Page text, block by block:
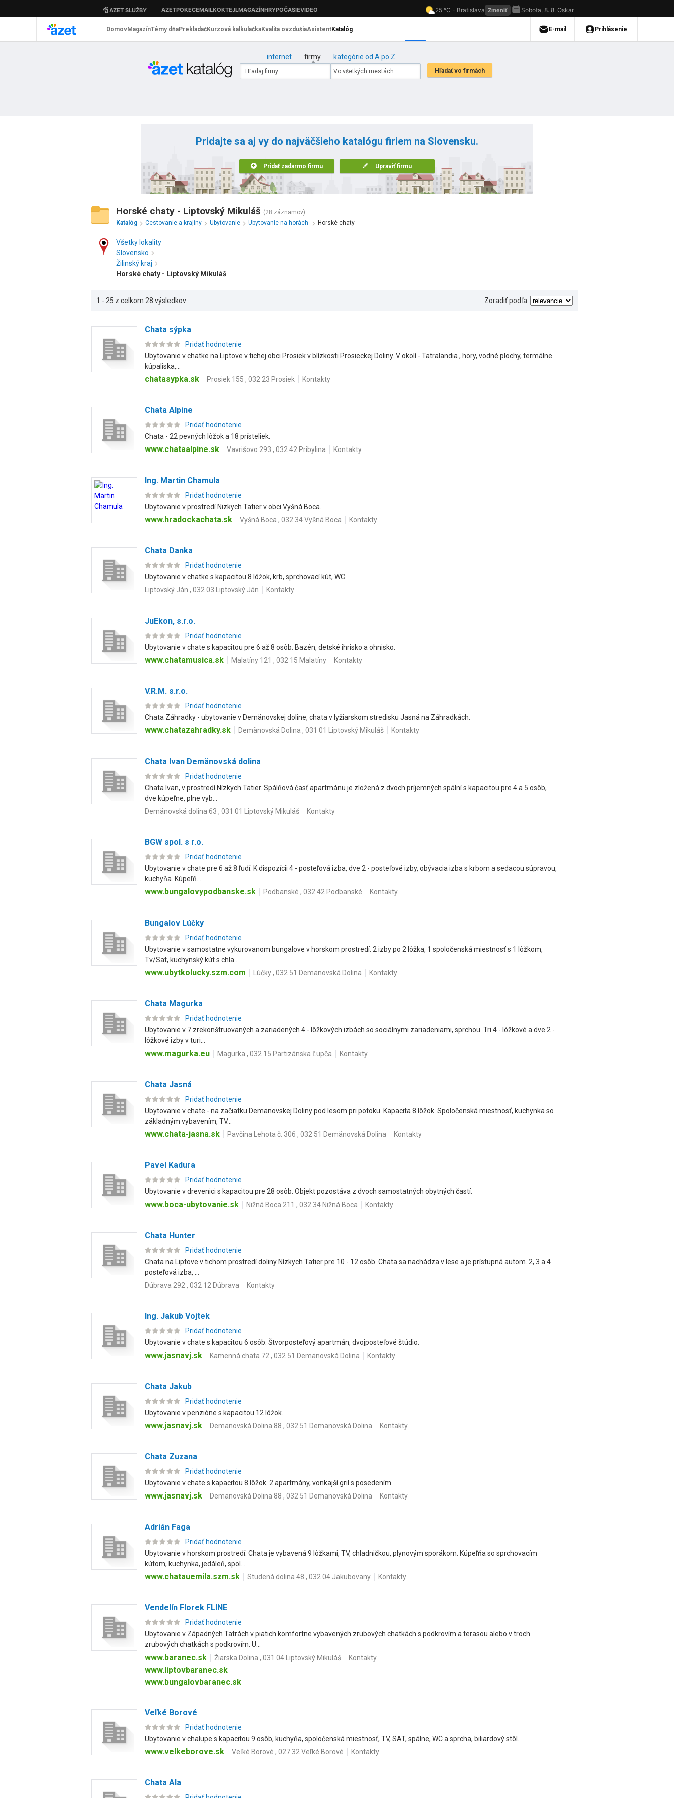
internet firmy kategórie od A po Z
Pridajte sa aj vy do najväčšieho katalógu firiem na Slovensku.
Pridať zadarmo firmu Upraviť firmu
Horské chaty - Liptovský Mikuláš (28 záznamov)
Katalóg
Cestovanie a krajiny Ubytovanie Ubytovanie na horách Horské chaty
Všetky lokality
Slovensko
Žilinský kraj
Horské chaty - Liptovský Mikuláš
1 - 25 z celkom 28 výsledkov Zoradiť podľa:
Chata sýpka
Pridať hodnotenie
Ubytovanie v chatke na Liptove v tichej obci Prosiek v blízkosti Prosieckej Doliny. V okolí - Tatralandia , hory, vodné plochy, termálne
kúpaliska,...
chatasypka.sk Prosiek 155 , 032 23 Prosiek Kontakty
Chata Alpine
Pridať hodnotenie
Chata - 22 pevných lôžok a 18 prísteliek.
www.chataalpine.sk Vavrišovo 293 , 032 42 Pribylina Kontakty
Ing. Martin Chamula
Pridať hodnotenie
Ubytovanie v prostredí Nizkych Tatier v obci Vyšná Boca.
www.hradockachata.sk Vyšná Boca , 032 34 Vyšná Boca Kontakty
Chata Danka
Pridať hodnotenie
Ubytovanie v chatke s kapacitou 8 lôžok, krb, sprchovací kút, WC.
Liptovský Ján , 032 03 Liptovský Ján
Kontakty
JuEkon, s.r.o.
Pridať hodnotenie
Ubytovanie v chate s kapacitou pre 6 až 8 osôb. Bazén, detské ihrisko a ohnisko.
www.chatamusica.sk Malatíny 121 , 032 15 Malatíny Kontakty
V.R.M. s.r.o.
Pridať hodnotenie
Chata Záhradky - ubytovanie v Demänovskej doline, chata v lyžiarskom stredisku Jasná na Záhradkách.
www.chatazahradky.sk Demänovská Dolina , 031 01 Liptovský Mikuláš Kontakty
Chata Ivan Demänovská dolina
Pridať hodnotenie
Chata Ivan, v prostredí Nízkych Tatier. Spálňová časť apartmánu je zložená z dvoch príjemných spální s kapacitou pre 4 a 5 osôb,
dve kúpeľne, plne vyb...
Demänovská dolina 63 , 031 01 Liptovský Mikuláš
Kontakty
BGW spol. s r.o.
Pridať hodnotenie
Ubytovanie v chate pre 6 až 8 ľudí. K dispozícii 4 - posteľová izba, dve 2 - posteľové izby, obývacia izba s krbom a sedacou súpravou,
kuchyňa. Kúpeľň...
www.bungalovypodbanske.sk Podbanské , 032 42 Podbanské Kontakty
Bungalov Lúčky
Pridať hodnotenie
Ubytovanie v samostatne vykurovanom bungalove v horskom prostredí. 2 izby po 2 lôžka, 1 spoločenská miestnosť s 1 lôžkom,
Tv/Sat, kuchynský kút s chla...
www.ubytkolucky.szm.com Lúčky , 032 51 Demänovská Dolina Kontakty
Chata Magurka
Pridať hodnotenie
Ubytovanie v 7 zrekonštruovaných a zariadených 4 - lôžkových izbách so sociálnymi zariadeniami, sprchou. Tri 4 - lôžkové a dve 2 -
lôžkové izby v turi...
www.magurka.eu Magurka , 032 15 Partizánska Ľupča Kontakty
Chata Jasná
Pridať hodnotenie
Ubytovanie v chate - na začiatku Demänovskej Doliny pod lesom pri potoku. Kapacita 8 lôžok. Spoločenská miestnosť, kuchynka so
základným vybavením, TV...
www.chata-jasna.sk Pavčina Lehota č. 306 , 032 51 Demänovská Dolina Kontakty
Pavel Kadura
Pridať hodnotenie
Ubytovanie v drevenici s kapacitou pre 28 osôb. Objekt pozostáva z dvoch samostatných obytných častí.
www.boca-ubytovanie.sk Nižná Boca 211 , 032 34 Nižná Boca Kontakty
Chata Hunter
Pridať hodnotenie
Chata na Liptove v tichom prostredí doliny Nízkych Tatier pre 10 - 12 osôb. Chata sa nachádza v lese a je prístupná autom. 2, 3 a 4
posteľová izba, ...
Dúbrava 292 , 032 12 Dúbrava
Kontakty
Ing. Jakub Vojtek
Pridať hodnotenie
Ubytovanie v chate s kapacitou 6 osôb. Štvorposteľový apartmán, dvojposteľové štúdio.
www.jasnavj.sk Kamenná chata 72 , 032 51 Demänovská Dolina Kontakty
Chata Jakub
Pridať hodnotenie
Ubytovanie v penzióne s kapacitou 12 lôžok.
www.jasnavj.sk Demänovská Dolina 88 , 032 51 Demänovská Dolina Kontakty
Chata Zuzana
Pridať hodnotenie
Ubytovanie v chate s kapacitou 8 lôžok. 2 apartmány, vonkajší gril s posedením.
www.jasnavj.sk Demänovská Dolina 88 , 032 51 Demänovská Dolina Kontakty
Adrián Faga
Pridať hodnotenie
Ubytovanie v horskom prostredí. Chata je vybavená 9 lôžkami, TV, chladničkou, plynovým sporákom. Kúpeľňa so sprchovacím
kútom, kuchynka, jedáleň, spol...
www.chatauemila.szm.sk Studená dolina 48 , 032 04 Jakubovany Kontakty
Vendelín Florek FLINE
Pridať hodnotenie
Ubytovanie v Západných Tatrách v piatich komfortne vybavených zrubových chatkách s podkrovím a terasou alebo v troch
zrubových chatkách s podkrovím. U...
www.baranec.sk Žiarska Dolina , 031 04 Liptovský Mikuláš Kontakty
www.liptovbaranec.sk
www.bungalovbaranec.sk
Veľké Borové
Pridať hodnotenie
Ubytovanie v chalupe s kapacitou 9 osôb, kuchyňa, spoločenská miestnosť, TV, SAT, spálne, WC a sprcha, biliardový stôl.
www.velkeborove.sk Veľké Borové , 027 32 Veľké Borové Kontakty
Chata Ala